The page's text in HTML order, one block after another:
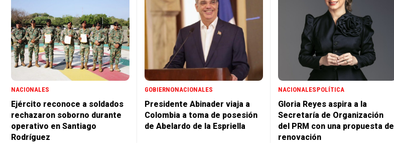
NACIONALES
Ejército reconoce a soldados
rechazaron soborno durante
operativo en Santiago
Rodríguez
GOBIERNONACIONALES
Presidente Abinader viaja a
Colombia a toma de posesión
de Abelardo de la Espriella
NACIONALESPOLÍTICA
Gloria Reyes aspira a la
Secretaría de Organización
del PRM con una propuesta de
renovación